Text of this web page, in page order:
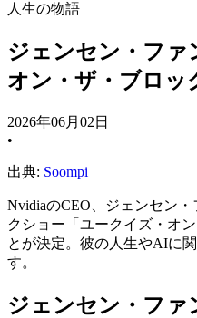
人生の物語
ジェンセン・ファ
オン・ザ・ブロッ
2026年06月02日
•
出典: Soompi
NvidiaのCEO、ジェンセン
クショー「ユークイズ・オ
とが決定。彼の人生やAIに
す。
ジェンセン・ファ